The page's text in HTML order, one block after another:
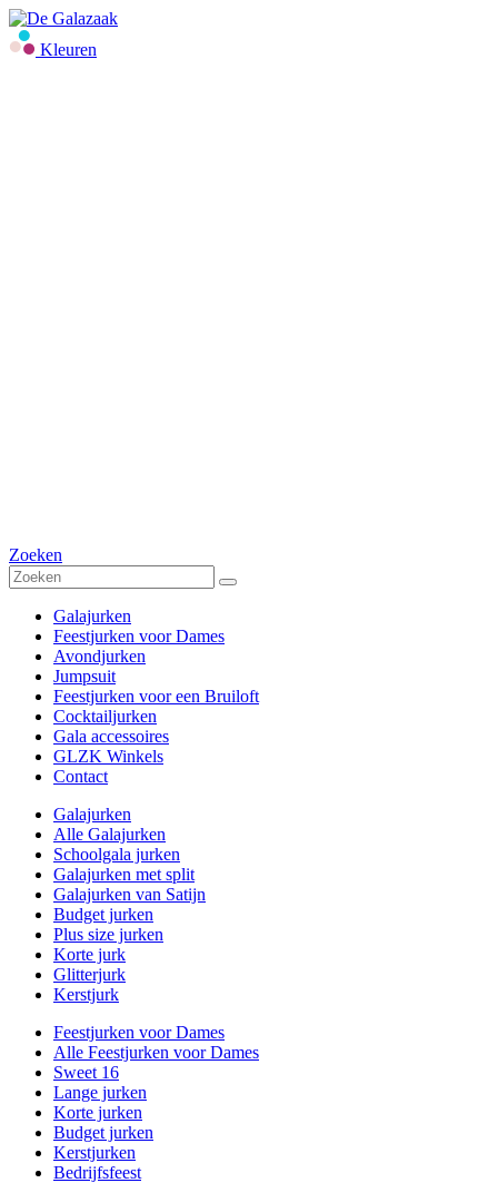
Kleuren
Zoeken
Galajurken
Feestjurken voor Dames
Avondjurken
Jumpsuit
Feestjurken voor een Bruiloft
Cocktailjurken
Gala accessoires
GLZK Winkels
Contact
Galajurken
Alle Galajurken
Schoolgala jurken
Galajurken met split
Galajurken van Satijn
Budget jurken
Plus size jurken
Korte jurk
Glitterjurk
Kerstjurk
Feestjurken voor Dames
Alle Feestjurken voor Dames
Sweet 16
Lange jurken
Korte jurken
Budget jurken
Kerstjurken
Bedrijfsfeest